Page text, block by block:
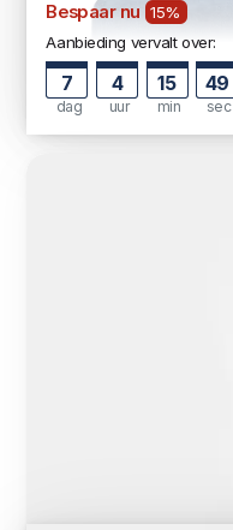
Bespaar nu 15%
Aanbieding vervalt over:
7
dag
4
uur
15
min
48
sec